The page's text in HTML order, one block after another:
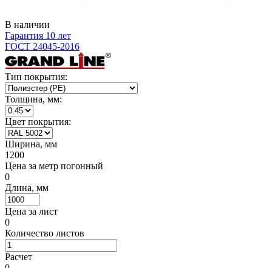
В наличии
Гарантия 10 лет
ГОСТ 24045-2016
Тип покрытия:
Толщина, мм:
Цвет покрытия:
Ширина, мм
1200
Цена за метр погонный
0
Длина, мм
Цена за лист
0
Количество листов
Расчет